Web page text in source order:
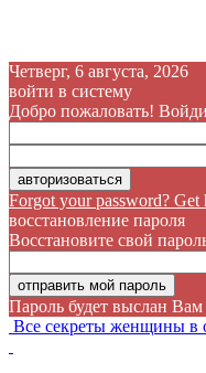
Четверг, 6 августа, 2026
войти в систему
Добро пожаловать!
Forgot your password? Get
восстановление пароля
Восстановите свой
Пароль будет выслан
Все секреты женщины в